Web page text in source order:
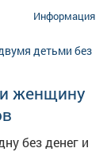
Информация
женщину
без денег и